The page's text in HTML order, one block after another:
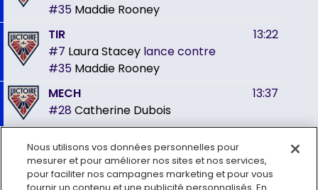
#35 Maddie Rooney
TIR
#7 Laura Stacey lance contre
#35 Maddie Rooney
13:22
MECH
#28 Catherine Dubois
13:37
TIR
#28 Catherine Dubois lance
contre #35Maddie Rooney
Nous utilisons vos données personnelles pour
mesurer et pour améliorer nos sites et nos services,
pour faciliter nos campagnes marketing et pour vous